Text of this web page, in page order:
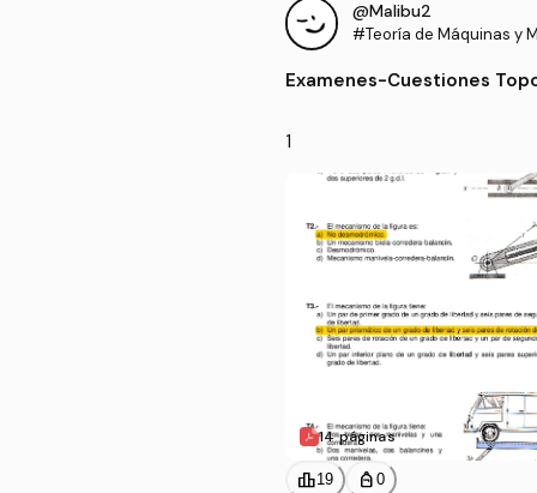
@Malibu2
#Teoría de Máquinas y
Examenes-Cuestiones
1
14 páginas
leaderboard19 personal_bag 0